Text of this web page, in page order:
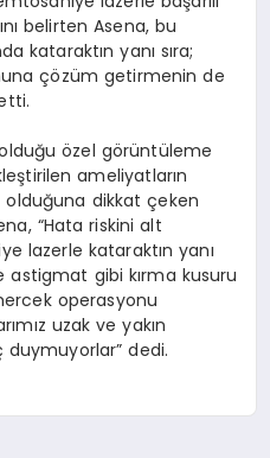
belirten Asena, bu
kataraktın yanı sıra;
çözüm getirmenin de
özel görüntüleme
ameliyatların
olduğuna dikkat çeken
“Hata riskini alt
lazerle kataraktın yanı
astigmat gibi kırma kusuru
operasyonu
uzak ve yakın
duymuyorlar” dedi.